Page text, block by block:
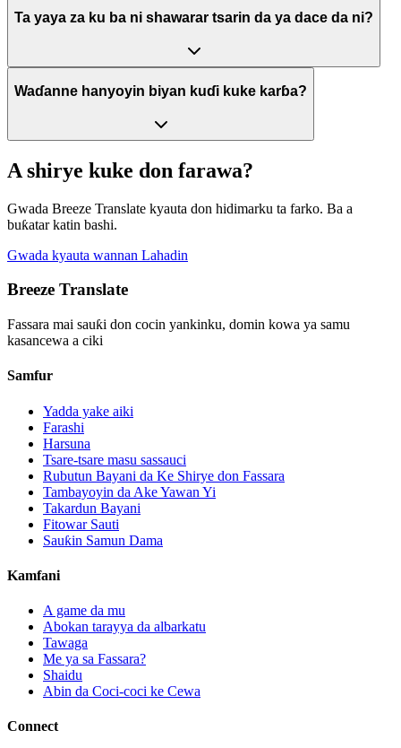
Ta yaya za ku ba ni shawarar tsarin da ya dace da ni?
Waɗanne hanyoyin biyan kuɗi kuke karɓa?
A shirye kuke don farawa?
Gwada Breeze Translate kyauta don hidimarku ta farko. Ba a
buƙatar katin bashi.
Gwada kyauta wannan Lahadin
Breeze Translate
Fassara mai sauƙi don cocin yankinku, domin kowa ya samu
kasancewa a ciki
Samfur
Yadda yake aiki
Farashi
Harsuna
Tsare-tsare masu sassauci
Rubutun Bayani da Ke Shirye don Fassara
Tambayoyin da Ake Yawan Yi
Takardun Bayani
Fitowar Sauti
Sauƙin Samun Dama
Kamfani
A game da mu
Abokan tarayya da albarkatu
Tawaga
Me ya sa Fassara?
Shaidu
Abin da Coci-coci ke Cewa
Connect